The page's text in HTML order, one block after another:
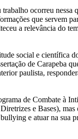
ocorreu nessa
que servem
a relevância do
social e científica
de Carapeba
paulista,
de Combate à
e Bases), mas
e atuar na sua